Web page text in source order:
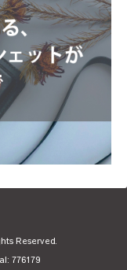
Reserved.
776179